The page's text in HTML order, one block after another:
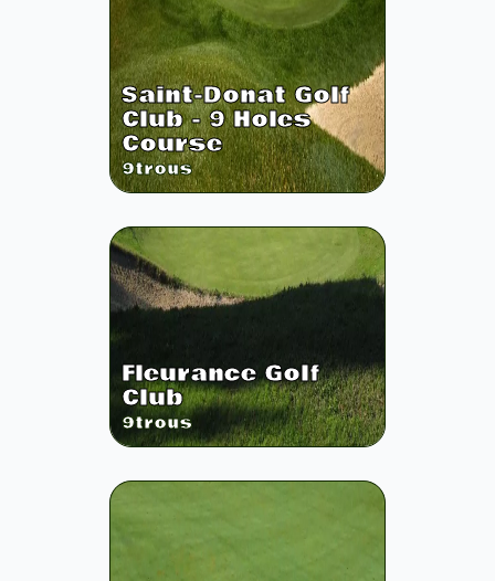
Saint-Donat Golf
Club - 9 Holes
Course
9trous
Fleurance Golf
Club
9trous